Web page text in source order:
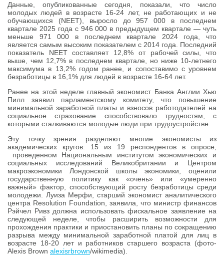
Данные, опубликованные сегодня, показали, что число
молодых людей в возрасте 16-24 лет, не работающих и не
обучающихся (NEET), выросло до 957 000 в последнем
квартале 2025 года с 946 000 в предыдущем квартале — чуть
меньше 971 000 в последнем квартале 2024 года, что
является самым высоким показателем с 2014 года. Последний
показатель NEET составляет 12,8% от рабочей силы, что
выше, чем 12,7% в последнем квартале, но ниже 10-летнего
максимума в 13,2% годом ранее, и сопоставимо с уровнем
безработицы в 16,1% для людей в возрасте 16-64 лет.
Ранее на этой неделе главный экономист Банка Англии Хью
Пилл заявил парламентскому комитету, что повышение
минимальной заработной платы и взносов работодателей на
социальное страхование способствовало трудностям, с
которыми сталкиваются молодые люди при трудоустройстве.
Эту точку зрения разделяют многие экономисты из
академических кругов: 15 из 19 респондентов в опросе,
проведенном Национальным институтом экономических и
социальных исследований Великобритании и Центром
макроэкономики Лондонской школы экономики, оценили
государственную политику как «очень» или «умеренно
важный» фактор, способствующий росту безработицы среди
молодежи. Луиза Мерфи, старший экономист аналитического
центра Resolution Foundation, заявила, что министр финансов
Рэйчел Ривз должна использовать фискальное заявление на
следующей неделе, чтобы расширить возможности для
прохождения практики и приостановить планы по сокращению
разрыва между минимальной заработной платой для лиц в
возрасте 18-20 лет и работников старшего возраста (фото-
Alexis Brown alexisrbrown/wikimedia).